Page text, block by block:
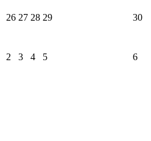
26 27 28 29 30
2 3 4 5 6